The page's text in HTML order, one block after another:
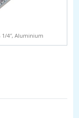
1/4″, Aluminium